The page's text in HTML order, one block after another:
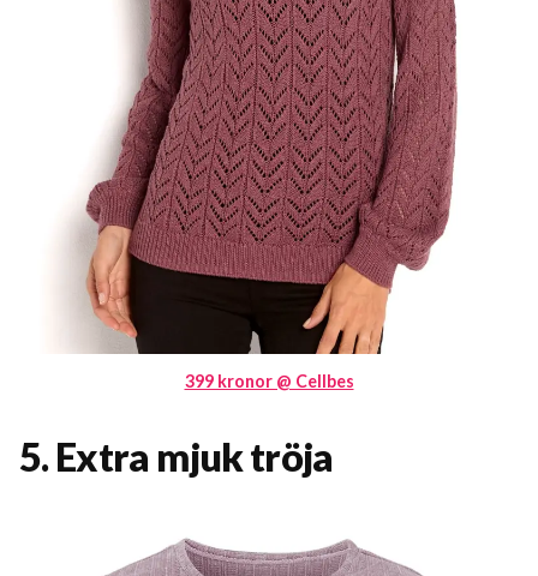
399 kronor @ Cellbes
5. Extra mjuk tröja